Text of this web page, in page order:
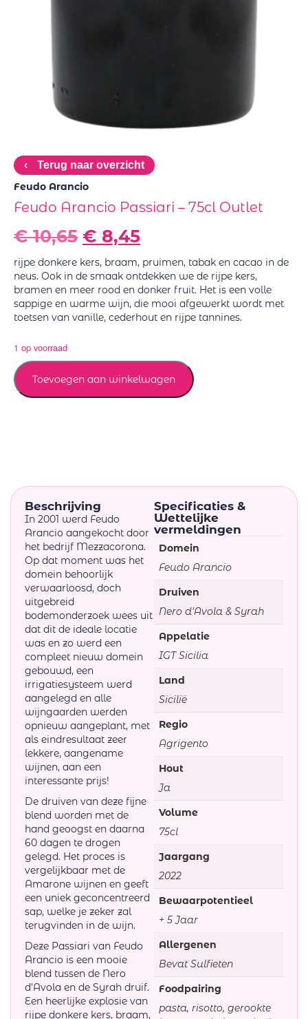
‹ Terug naar overzicht
Feudo Arancio
Feudo Arancio Passiari – 75cl Outlet
€10,65 € 8,45
rijpe donkere kers, braam, pruimen, tabak en cacao in de
neus. Ook in de smaak ontdekken we de rijpe kers,
bramen en meer rood en donker fruit. Het is een volle
sappige en warme wijn, die mooi afgewerkt wordt met
toetsen van vanille, cederhout en rijpe tannines.
1 op voorraad
Toevoegen aan winkelwagen
Beschrijving
In 2001 werd Feudo
Arancio aangekocht door
het bedrijf Mezzacorona.
Op dat moment was het
domein behoorlijk
verwaarloosd, doch
uitgebreid
bodemonderzoek wees uit
dat dit de ideale locatie
was en zo werd een
compleet nieuw domein
gebouwd, een
irrigatiesysteem werd
aangelegd en alle
wijngaarden werden
opnieuw aangeplant, met
als eindresultaat zeer
lekkere, aangename
wijnen, aan een
interessante prijs!
De druiven van deze fijne
blend worden met de
hand geoogst en daarna
60 dagen te drogen
gelegd. Het proces is
vergelijkbaar met de
Amarone wijnen en geeft
een uniek geconcentreerd
sap, welke je zeker zal
terugvinden in de wijn.
Deze Passiari van Feudo
Arancio is een mooie
blend tussen de Nero
d’Avola en de Syrah druif.
Een heerlijke explosie van
rijpe donkere kers, braam,
Specificaties &
Wettelijke
vermeldingen
Domein
Feudo Arancio
Druiven
Nero d'Avola & Syrah
Appelatie
IGT Sicilia
Land
Sicilië
Regio
Agrigento
Hout
Ja
Volume
75cl
Jaargang
2022
Bewaarpotentieel
+ 5 Jaar
Allergenen
Bevat Sulfieten
Foodpairing
pasta, risotto, gerookte